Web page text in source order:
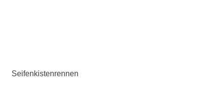
Seifenkistenrennen